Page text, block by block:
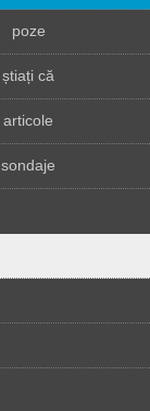
poze
știați că
articole
sondaje